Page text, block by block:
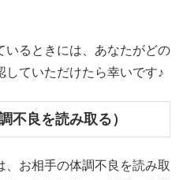
いるときには、あなたがどの
していただけたら幸いです♪
不良を読み取る）
お相手の体調不良を読み取